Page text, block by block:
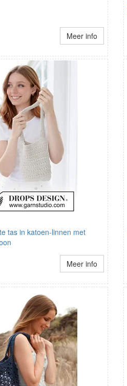
Meer info
tas in katoen-linnen met
Meer info